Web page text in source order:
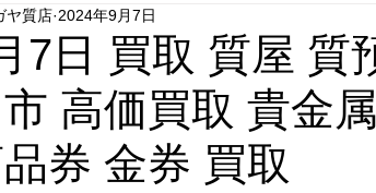
7日 買取 質屋 質
高価買取 貴金
券 金券 買取
ヤ質店 2024年9月7日